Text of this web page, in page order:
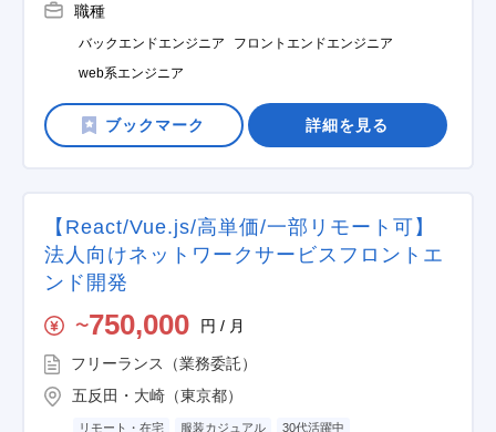
職種
バックエンドエンジニア
フロントエンドエンジニア
web系エンジニア
詳細を見る
【React/Vue.js/高単価/一部リモート可】
法人向けネットワークサービスフロントエ
ンド開発
〜750,000 円 / 月
フリーランス（業務委託）
五反田・大崎（東京都）
リモート・在宅 服装カジュアル 30代活躍中